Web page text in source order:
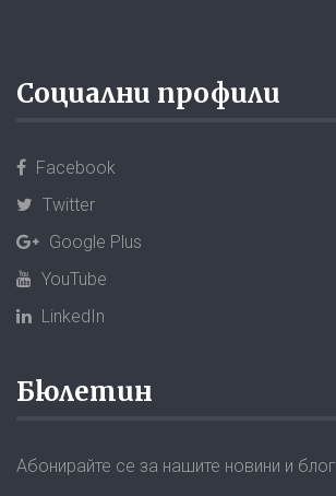
Социални профили
Facebook
Twitter
Google Plus
YouTube
LinkedIn
Бюлетин
Абонирайте се за нашите новини и блог